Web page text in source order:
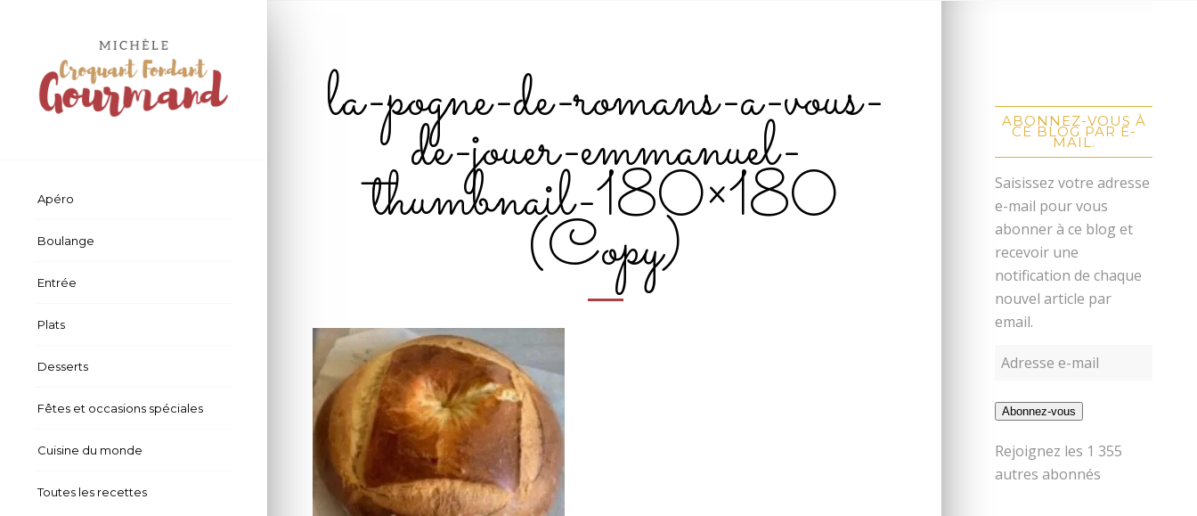
Apéro
Boulange
Entrée
Plats
Desserts
Fêtes et occasions spéciales
Cuisine du monde
Toutes les recettes
la-pogne-de-romans-a-vous-
de-jouer-emmanuel-
thumbnail-180×180
(Copy)
ABONNEZ-VOUS À
CE BLOG PAR E-
MAIL.
Saisissez votre adresse
e-mail pour vous
abonner à ce blog et
recevoir une
notification de chaque
nouvel article par
email.
Abonnez-vous
Rejoignez les 1 355
autres abonnés